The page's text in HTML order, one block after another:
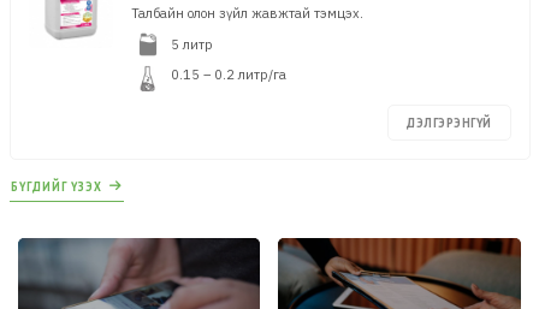
Талбайн олон зүйл жавжтай тэмцэх.
5 литр
0.15 – 0.2 литр/га
ДЭЛГЭРЭНГҮЙ
БҮГДИЙГ ҮЗЭХ